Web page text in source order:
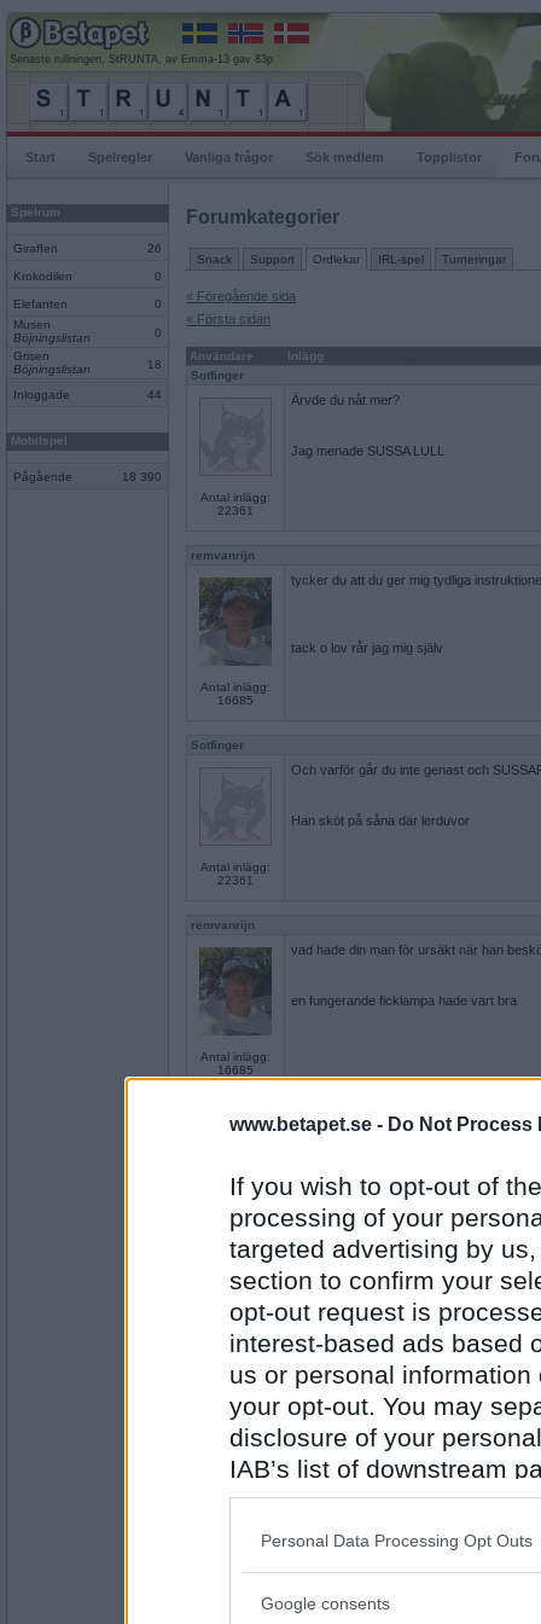
www.betapet.se - Do Not Process
If you wish to opt-out of
processing of your
targeted advertising by
section to confirm your
opt-out request is
interest-based ads based
us or personal
your opt-out. You may
disclosure of your
IAB’s list of downstream
also be disclosed by us
Downstream Participants
Please note that this
Personal Data Processing Opt Outs
Google consents
Senaste rullningen, StRUNTA, av Emma-13 gav 83p
Start Spelregler Vanliga frågor Sök medlem Topplistor
Spelrum
Giraffen 26
Krokodilen 0
Elefanten
0
Musen
Böjningslistan
0
Grisen
Böjningslistan
18
Inloggade 44
Mobilspel
Pågående 18 390
Forumkategorier
Snack Support Ordlekar IRL-spel Turneringar
« Föregående sida
« Första sidan
Användare
Inlägg
Sotfinger
Antal inlägg:
22361
Ärvde du nåt mer?
Jag menade SUSSA LULL
remvanrijn
Antal inlägg:
16685
tycker du att du ger mig tydliga
tack o lov rår jag mig själv
Sotfinger
Antal inlägg:
22361
Och varför går du inte genast och
Han sköt på såna där lerduvor
remvanrijn
Antal inlägg:
16685
vad hade din man för ursäkt när han
en fungerande ficklampa hade vart bra
22361
Hur gick det när du skulle laga elskåpet?
Antal inlägg:
16685
fick dem amputera ditt ena ben efter
vi kan ju stämma doktorn på skadestånd
Antal inlägg:
Stämma blod vore bra att kunna.